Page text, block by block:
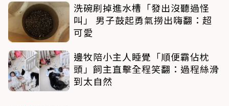
洗碗刷掉進水槽「發出沒聽過怪
叫」 男子鼓起勇氣撈出嗨翻：超
可愛
邊牧陪小主人睡覺「順便霸佔枕
頭」飼主直擊全程笑翻：過程絲滑
到太自然